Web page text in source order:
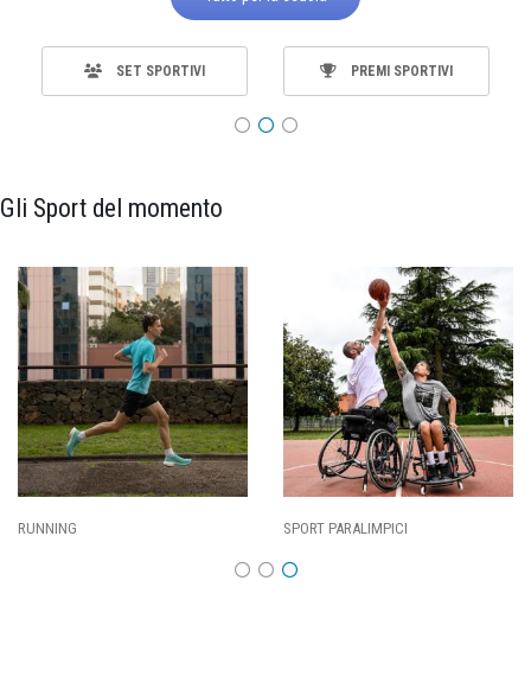
SET SPORTIVI PREMI SPORTIVI
Gli Sport del momento
RUNNING SPORT PARALIMPICI